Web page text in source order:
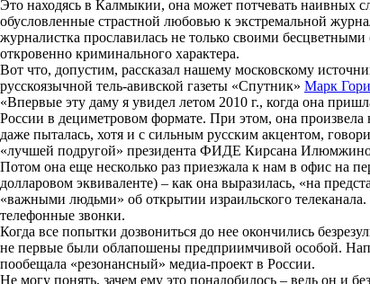
Это находясь в Калмыкии, она может потчевать наивных
обусловленные страстной любовью к экстремальной
журналистка прославилась не только своими
откровенно криминального характера.
Вот что, допустим, рассказал нашему московскому
русскоязычной тель-авивской газеты «Спутник» Марк
«Впервые эту даму я увидел летом 2010 г., когда она
России в дециметровом формате. При этом, она
даже пыталась, хотя и с сильным русским акцентом,
«лучшей подругой» президента ФИДЕ Кирсана
Потом она еще несколько раз приезжала к нам в офис на
долларовом эквиваленте) – как она выразилась, «на
«важными людьми» об открытии израильского
телефонные звонки.
Когда все попытки дозвониться до нее окончились
не первые были облапошены предприимчивой особой.
пообещала «резонансный» медиа-проект в России.
Не могу понять, зачем ему это понадобилось – ведь он и